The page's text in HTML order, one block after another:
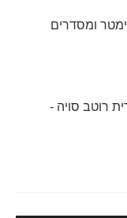
ומסדרים
רוטב סויה -